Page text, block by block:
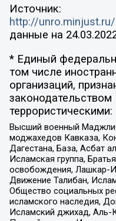
Источник:
http://
данные на
* Единый
том числе
организаций,
террористическими:
Высший военный
моджахедов Кавказа,
Дагестана, База, Асбат
Исламская группа,
освобождения, Лашкар-
Движение Талибан,
Общество социальных
исламского наследия,
Исламский джихад, Аль-